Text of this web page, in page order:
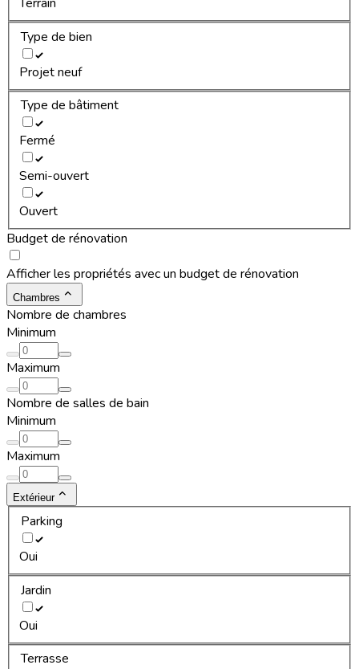
Type de bien
Projet neuf
Type de bâtiment
Fermé
Semi-ouvert
Ouvert
Budget de rénovation
Afficher les propriétés avec un budget de rénovation
Chambres
Nombre de chambres
Minimum
Maximum
Nombre de salles de bain
Minimum
Maximum
Extérieur
Parking
Oui
Jardin
Oui
Terrasse